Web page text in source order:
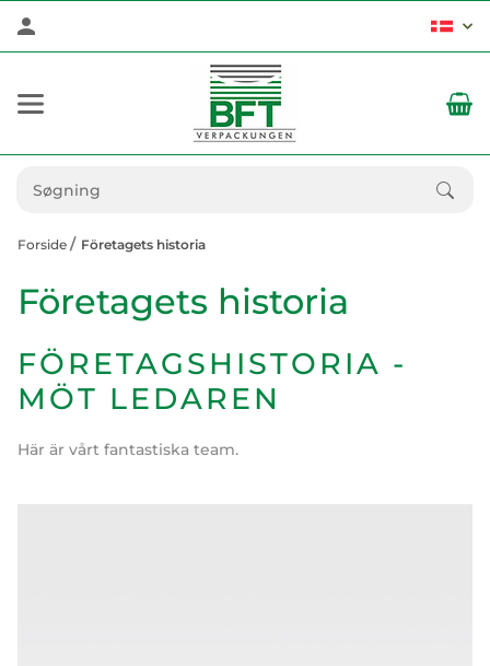
Forside Företagets historia
Företagets historia
FÖRETAGSHISTORIA -
MÖT LEDAREN
Här är vårt fantastiska team.